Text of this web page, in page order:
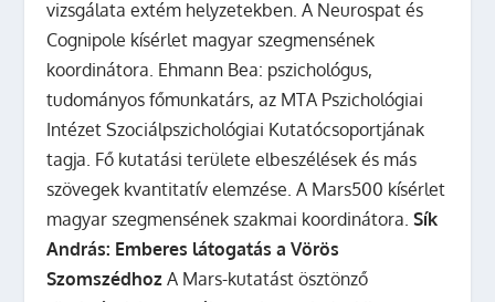
vizsgálata extém helyzetekben. A Neurospat és
Cognipole kísérlet magyar szegmensének
koordinátora. Ehmann Bea: pszichológus,
tudományos főmunkatárs, az MTA Pszichológiai
Intézet Szociálpszichológiai Kutatócsoportjának
tagja. Fő kutatási területe elbeszélések és más
szövegek kvantitatív elemzése. A Mars500 kísérlet
magyar szegmensének szakmai koordinátora.Sík
András: Emberes látogatás a Vörös
Szomszédhoz A Mars-kutatást ösztönző